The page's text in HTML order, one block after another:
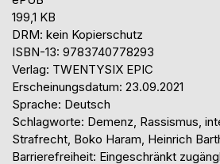
199,1 KB
DRM: kein Kopierschutz
ISBN-13: 9783740778293
Verlag: TWENTYSIX EPIC
Erscheinungsdatum: 23.09.2021
Sprache: Deutsch
Schlagworte: Demenz, Rassismus,
Strafrecht, Boko Haram, Heinrich
Barrierefreiheit: Eingeschränkt